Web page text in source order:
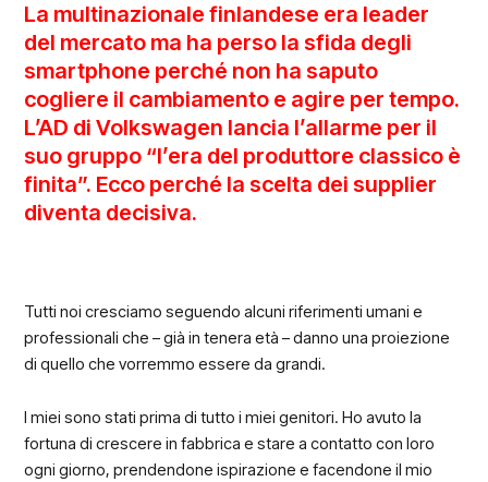
La multinazionale finlandese era leader
del mercato ma ha perso la sfida degli
smartphone perché non ha saputo
cogliere il cambiamento e agire per tempo.
L’AD di Volkswagen lancia l’allarme per il
suo gruppo “l’era del produttore classico è
finita”. Ecco perché la scelta dei supplier
diventa decisiva.
Tutti noi cresciamo seguendo alcuni riferimenti umani e
professionali che – già in tenera età – danno una proiezione
di quello che vorremmo essere da grandi.
I miei sono stati prima di tutto i miei genitori. Ho avuto la
fortuna di crescere in fabbrica e stare a contatto con loro
ogni giorno, prendendone ispirazione e facendone il mio